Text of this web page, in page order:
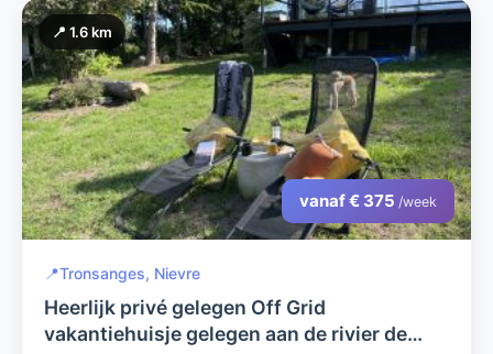
📍 1.6 km
vanaf € 375 /week
📍Tronsanges, Nievre
Heerlijk privé gelegen Off Grid
vakantiehuisje gelegen aan de rivier de